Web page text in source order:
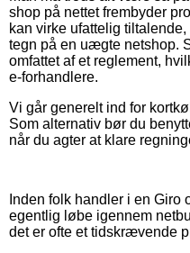
shop på nettet frembyder
kan virke ufattelig
tegn på en uægte netshop.
omfattet af et reglement,
e-forhandlere.
Vi går generelt ind for
Som alternativ bør du
når du agter at klare
Inden folk handler i en
egentlig løbe igennem
det er ofte et tidskrævende